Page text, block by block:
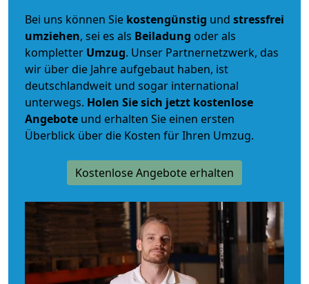
Bei uns können Sie kostengünstig und stressfrei
umziehen, sei es als Beiladung oder als
kompletter Umzug. Unser Partnernetzwerk, das
wir über die Jahre aufgebaut haben, ist
deutschlandweit und sogar international
unterwegs. Holen Sie sich jetzt kostenlose
Angebote und erhalten Sie einen ersten
Überblick über die Kosten für Ihren Umzug.
Kostenlose Angebote erhalten